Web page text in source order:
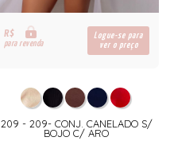
R$
para revenda
Logue-se para
ver o preço
209 - 209- CONJ. CANELADO S/
BOJO C/ ARO